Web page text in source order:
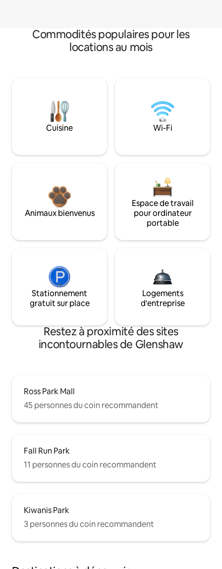
Commodités populaires pour les
locations au mois
Cuisine Wi-Fi
Animaux bienvenus
Espace de travail
pour ordinateur
portable
Stationnement
gratuit sur place
Logements
d'entreprise
Restez à proximité des sites
incontournables de Glenshaw
Ross Park Mall
45 personnes du coin recommandent
Fall Run Park
11 personnes du coin recommandent
Kiwanis Park
3 personnes du coin recommandent